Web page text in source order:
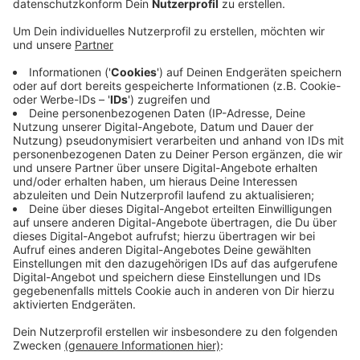
Dann treffen Urlaubsreisende auf den Berufsverkehr –
das sorgt regelmäßig für lange Staus, etwa Richtung
Küsten, Niederlande oder Süden. Bei uns am
Niederrhein sind vor allem die Autobahnen 3, 40 und 57
in Richtung Niederlande betroffen. Der ADAC rät,
möglichst an einem anderen Tag oder zu
verkehrsärmeren Zeiten zu starten – ideal seien
Montag oder Dienstag sowie die frühen Morgen- oder
Abendstunden. Auch an den Wochenenden bleibt es
auf den Autobahnen voll. Staus drohen außerdem
mittwochs und donnerstags in den
Berufsverkehrszeiten.